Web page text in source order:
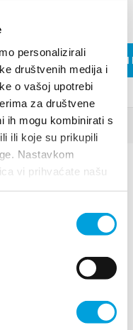
personalizirali
društvenih medija i
o vašoj upotrebi
za društvene
ih mogu kombinirati s
ili koje su prikupili
Nastavkom
vi prihvaćate našu
Indicazioni
LEGGI
Indicazioni